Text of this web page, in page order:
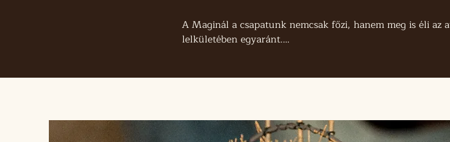
A Maginál a csapatunk nemcsak főzi, hanem meg is éli az
lelkületében egyaránt.
Az omotenashi filozófiája vezérel bennünket: szívből jövő